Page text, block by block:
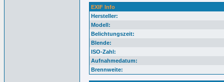
EXIF Info
Hersteller:
Modell:
Belichtungszeit:
Blende:
ISO-Zahl:
Aufnahmedatum:
Brennweite: